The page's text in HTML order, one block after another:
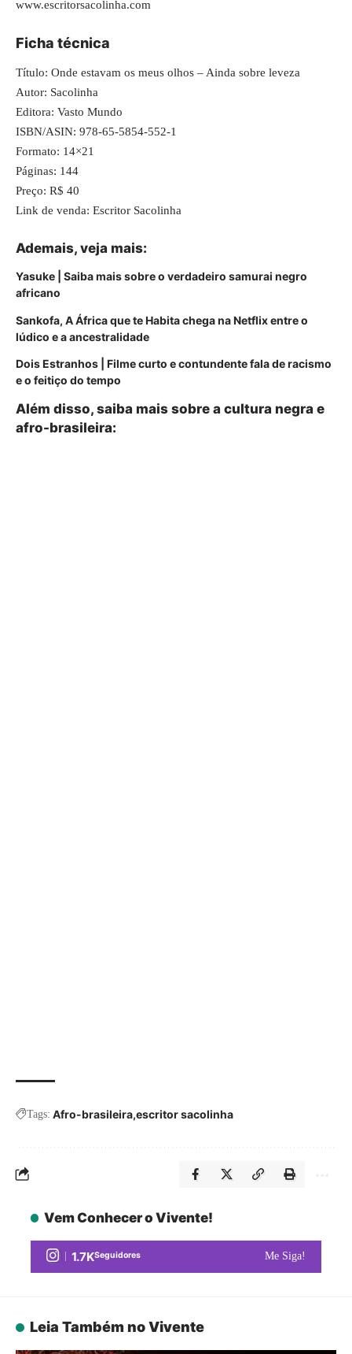
www.escritorsacolinha.com
Ficha técnica
Título: Onde estavam os meus olhos – Ainda sobre leveza
Autor: Sacolinha
Editora: Vasto Mundo
ISBN/ASIN: 978-65-5854-552-1
Formato: 14×21
Páginas: 144
Preço: R$ 40
Link de venda: Escritor Sacolinha
Ademais, veja mais:
Yasuke | Saiba mais sobre o verdadeiro samurai negro
africano
Sankofa, A África que te Habita chega na Netflix entre o
lúdico e a ancestralidade
Dois Estranhos | Filme curto e contundente fala de racismo
e o feitiço do tempo
Além disso, saiba mais sobre a cultura negra e
afro-brasileira:
Tags: Afro-brasileira escritor sacolinha
Vem Conhecer o Vivente!
1.7KSeguidores Me Siga!
Leia Também no Vivente